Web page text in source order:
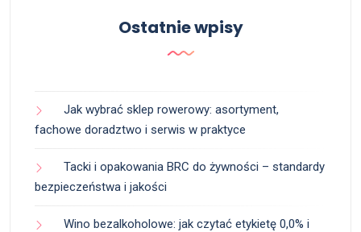
Ostatnie wpisy
Jak wybrać sklep rowerowy: asortyment,
fachowe doradztwo i serwis w praktyce
Tacki i opakowania BRC do żywności – standardy
bezpieczeństwa i jakości
Wino bezalkoholowe: jak czytać etykietę 0,0% i